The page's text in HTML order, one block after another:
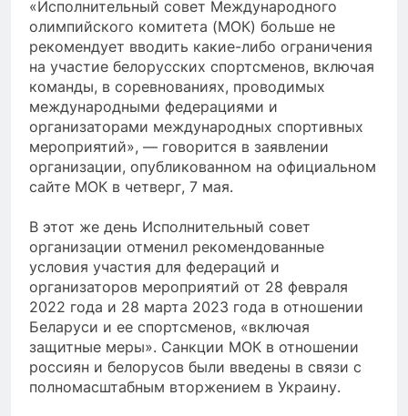
«Исполнительный совет Международного
олимпийского комитета (МОК) больше не
рекомендует вводить какие-либо ограничения
на участие белорусских спортсменов, включая
команды, в соревнованиях, проводимых
международными федерациями и
организаторами международных спортивных
мероприятий», — говорится в заявлении
организации, опубликованном на официальном
сайте МОК в четверг, 7 мая.
В этот же день Исполнительный совет
организации отменил рекомендованные
условия участия для федераций и
организаторов мероприятий от 28 февраля
2022 года и 28 марта 2023 года в отношении
Беларуси и ее спортсменов, «включая
защитные меры». Санкции МОК в отношении
россиян и белорусов были введены в связи с
полномасштабным вторжением в Украину.